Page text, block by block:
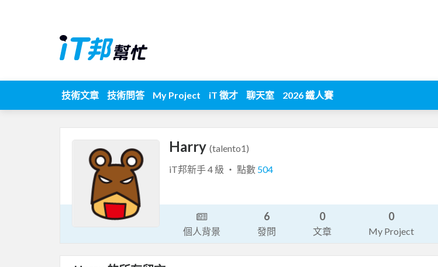
技術文章 技術問答 My Project iT 徵才 聊天室 2026 鐵人賽
Harry (talento1)
iT邦新手 4 級 ‧ 點數 504
個人背景
6
發問
0
文章
0
My Project